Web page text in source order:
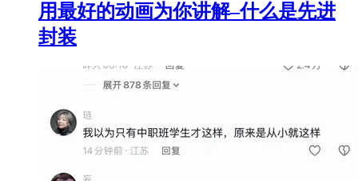
用最好的动画为你讲解–什么是先进
封装